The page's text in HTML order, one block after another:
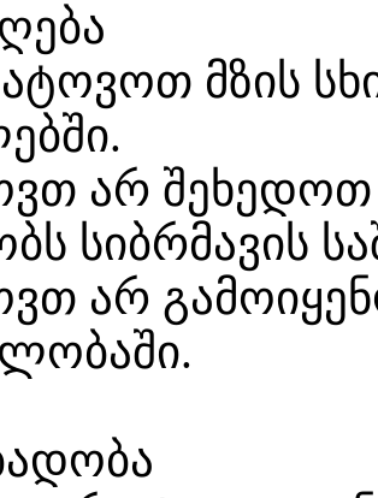
მზის
არ შეხედოთ
სიბრმავის
არ